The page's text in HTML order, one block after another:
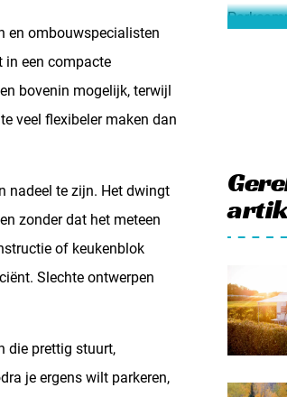
en ombouwspecialisten
in een compacte
bovenin mogelijk, terwijl
veel flexibeler maken dan
nadeel te zijn. Het dwingt
zonder dat het meteen
of keukenblok
Slechte ontwerpen
die prettig stuurt,
je ergens wilt parkeren,